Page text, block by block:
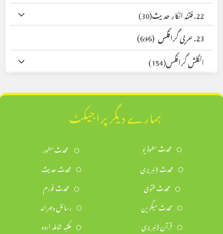
22. فتنہ انکار حدیث
(30)
23. عربی گرافکس
(696)
انگلش گرافکس(154)
ہمارے دیگر پراجیکٹ
محدث سٹوڈیو
محدث سٹور
محدث لائبریری
محدث حدیث
محدث فتویٰ
محدث فورم
محدث میگزین
رسائل وجرائد
قرآن لائبریری
مکتبہ شاملہ اردو